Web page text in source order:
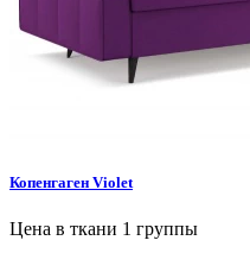
Копенгаген Violet
Цена в ткани 1 группы